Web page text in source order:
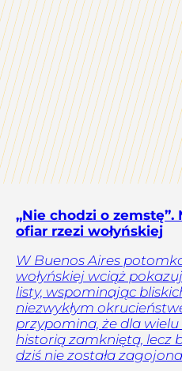
„Nie chodzi o
ofiar rzezi wołyńskiej
W Buenos Aires
wołyńskiej wciąż
listy, wspominając
niezwykłym
przypomina, że dla wielu
historią zamkniętą, lecz
dziś nie została